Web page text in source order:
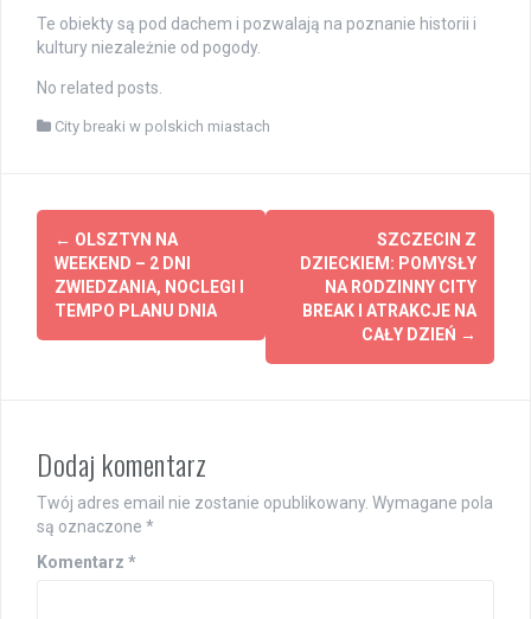
Te obiekty są pod dachem i pozwalają na poznanie historii i
kultury niezależnie od pogody.
No related posts.
City breaki w polskich miastach
Post
navigation
← OLSZTYN NA
WEEKEND – 2 DNI
ZWIEDZANIA, NOCLEGI I
TEMPO PLANU DNIA
SZCZECIN Z
DZIECKIEM: POMYSŁY
NA RODZINNY CITY
BREAK I ATRAKCJE NA
CAŁY DZIEŃ →
Dodaj komentarz
Twój adres email nie zostanie opublikowany. Wymagane pola
są oznaczone *
Komentarz *